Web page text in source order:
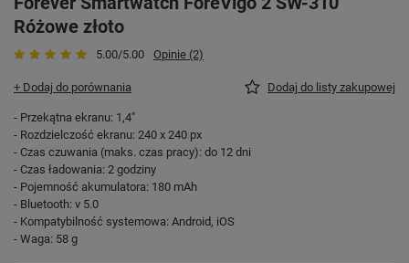
Różowe złoto
5.00/5.00 Opinie (2)
+ Dodaj do porównania Dodaj do listy zakupowej
- Przekątna ekranu: 1,4"
- Rozdzielczość ekranu: 240 x 240 px
- Czas czuwania (maks. czas pracy): do 12 dni
- Czas ładowania: 2 godziny
- Pojemność akumulatora: 180 mAh
- Bluetooth: v 5.0
- Kompatybilność systemowa: Android, iOS
- Waga: 58 g